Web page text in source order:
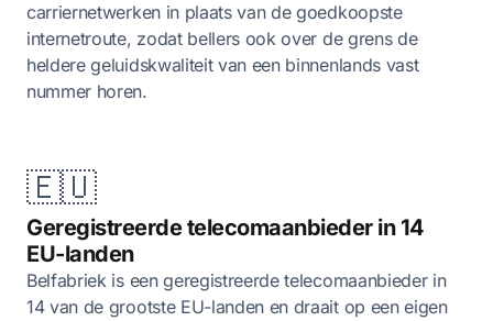
carriernetwerken in plaats van de goedkoopste
internetroute, zodat bellers ook over de grens de
heldere geluidskwaliteit van een binnenlands vast
nummer horen.
🇪🇺
Geregistreerde telecomaanbieder in 14
EU-landen
Belfabriek is een geregistreerde telecomaanbieder in
14 van de grootste EU-landen en draait op een eigen